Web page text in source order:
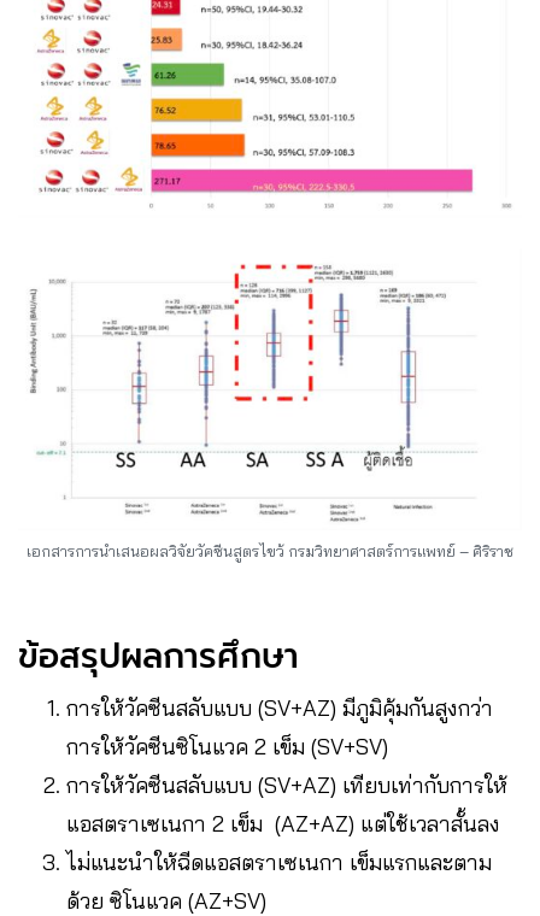
เอกสารการนำเสนอผลวิจัยวัคซีนสูตรไขว้ กรมวิทยาศาสตร์การแพทย์ – ศิริราช
ข้อสรุปผลการศึกษา
การให้วัคซีนสลับแบบ (SV+AZ) มีภูมิคุ้มกันสูงกว่า
การให้วัคซีนซิโนแวค 2 เข็ม (SV+SV)
การให้วัคซีนสลับแบบ (SV+AZ) เทียบเท่ากับการให้
แอสตราเซเนกา 2 เข็ม (AZ+AZ) แต่ใช้เวลาสั้นลง
ไม่แนะนำให้ฉีดแอสตราเซเนกา เข็มแรกและตาม
ด้วย ซิโนแวค (AZ+SV)